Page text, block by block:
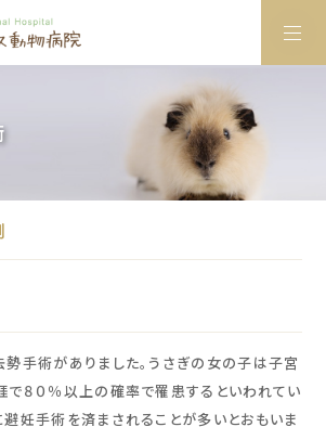
勢手術がありました。うさぎの女の子は子宮
で８０％以上の確率で罹患するといわれてい
避妊手術を済まされることが多いとおもいま